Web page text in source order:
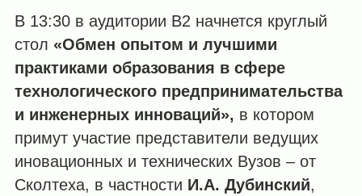
В 13:30 в аудитории B2 начнется круглый
стол «Обмен опытом и лучшими
практиками образования в сфере
технологического предпринимательства
и инженерных инноваций», в котором
примут участие представители ведущих
иновационных и технических Вузов – от
Сколтеха, в частности И.А. Дубинский,